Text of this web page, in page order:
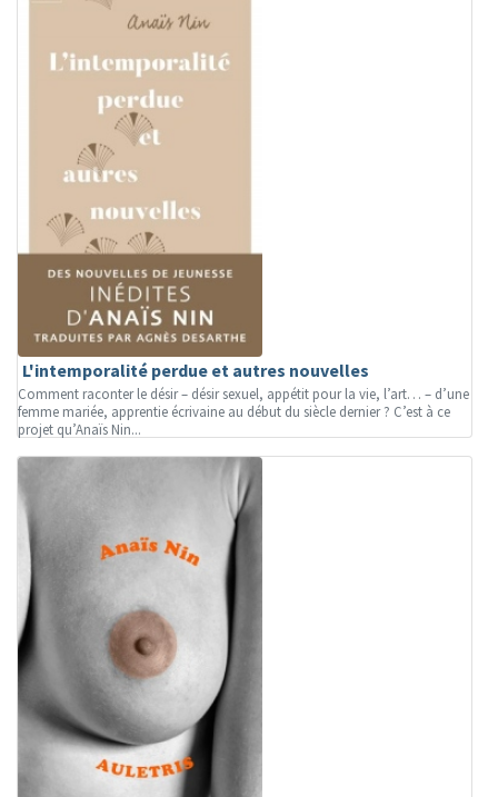
L'intemporalité perdue et autres nouvelles
Comment raconter le désir – désir sexuel, appétit pour la vie, l’art… – d’une
femme mariée, apprentie écrivaine au début du siècle dernier ? C’est à ce
projet qu’Anaïs Nin...